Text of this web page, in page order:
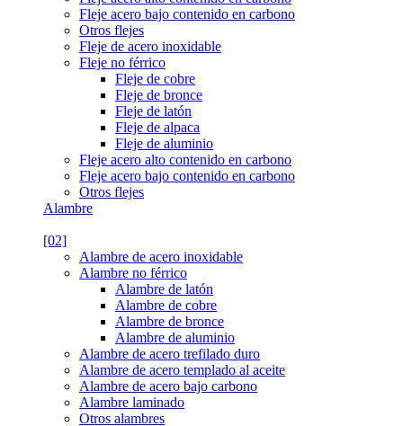
Fleje acero bajo contenido en carbono
Otros flejes
Fleje de acero inoxidable
Fleje no férrico
Fleje de cobre
Fleje de bronce
Fleje de latón
Fleje de alpaca
Fleje de aluminio
Fleje acero alto contenido en carbono
Fleje acero bajo contenido en carbono
Otros flejes
Alambre
[02]
Alambre de acero inoxidable
Alambre no férrico
Alambre de latón
Alambre de cobre
Alambre de bronce
Alambre de aluminio
Alambre de acero trefilado duro
Alambre de acero templado al aceite
Alambre de acero bajo carbono
Alambre laminado
Otros alambres